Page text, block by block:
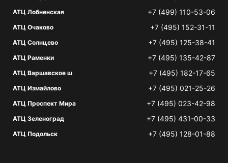
АТЦ Лобненская +7 (499) 110-53-06
АТЦ Очаково +7 (495) 152-31-11
АТЦ Солнцево +7 (495) 125-38-41
АТЦ Раменки +7 (495) 135-42-87
АТЦ Варшавское ш +7 (495) 182-17-65
АТЦ Измайлово +7 (495) 021-25-26
АТЦ Проспект Мира +7 (495) 023-42-98
АТЦ Зеленоград +7 (495) 431-00-33
АТЦ Подольск +7 (495) 128-01-88